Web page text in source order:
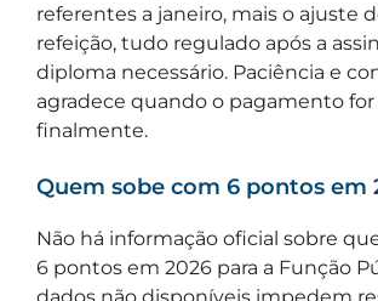
referentes a janeiro, mais o ajuste
refeição, tudo regulado após a
diploma necessário. Paciência e
agradece quando o pagamento
finalmente.
Quem sobe com 6 pontos em
Não há informação oficial sobre
6 pontos em 2026 para a Função